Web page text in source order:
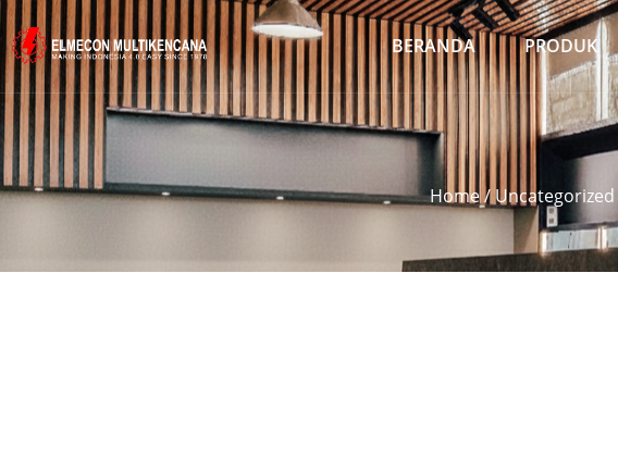
BERANDA PRODUK
Home/ Uncategorized